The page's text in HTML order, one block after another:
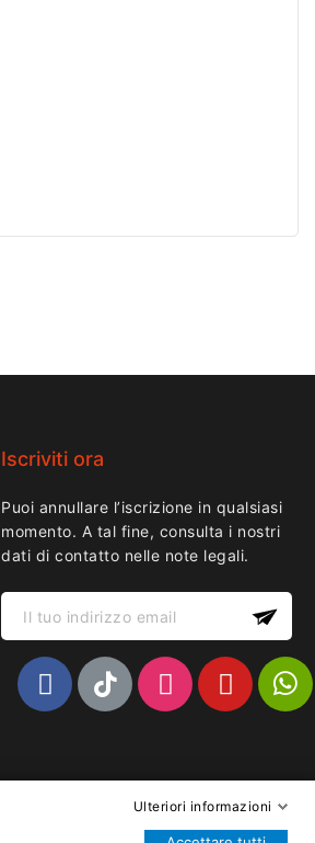
Iscriviti ora
Puoi annullare l’iscrizione in qualsiasi
momento. A tal fine, consulta i nostri
dati di contatto nelle note legali.
Ulteriori informazioni